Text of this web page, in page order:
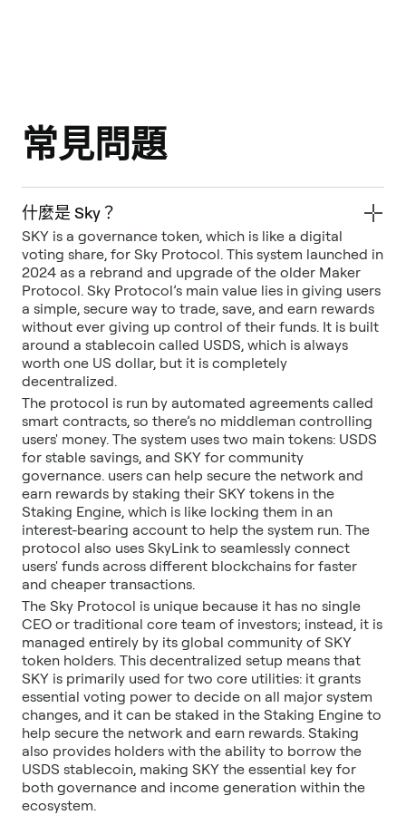
常見問題
什麼是 Sky？
SKY is a governance token, which is like a digital
voting share, for Sky Protocol. This system launched in
2024 as a rebrand and upgrade of the older Maker
Protocol. Sky Protocol’s main value lies in giving users
a simple, secure way to trade, save, and earn rewards
without ever giving up control of their funds. It is built
around a stablecoin called USDS, which is always
worth one US dollar, but it is completely
decentralized.
The protocol is run by automated agreements called
smart contracts, so there’s no middleman controlling
users' money. The system uses two main tokens: USDS
for stable savings, and SKY for community
governance. users can help secure the network and
earn rewards by staking their SKY tokens in the
Staking Engine, which is like locking them in an
interest-bearing account to help the system run. The
protocol also uses SkyLink to seamlessly connect
users' funds across different blockchains for faster
and cheaper transactions.
The Sky Protocol is unique because it has no single
CEO or traditional core team of investors; instead, it is
managed entirely by its global community of SKY
token holders. This decentralized setup means that
SKY is primarily used for two core utilities: it grants
essential voting power to decide on all major system
changes, and it can be staked in the Staking Engine to
help secure the network and earn rewards. Staking
also provides holders with the ability to borrow the
USDS stablecoin, making SKY the essential key for
both governance and income generation within the
ecosystem.